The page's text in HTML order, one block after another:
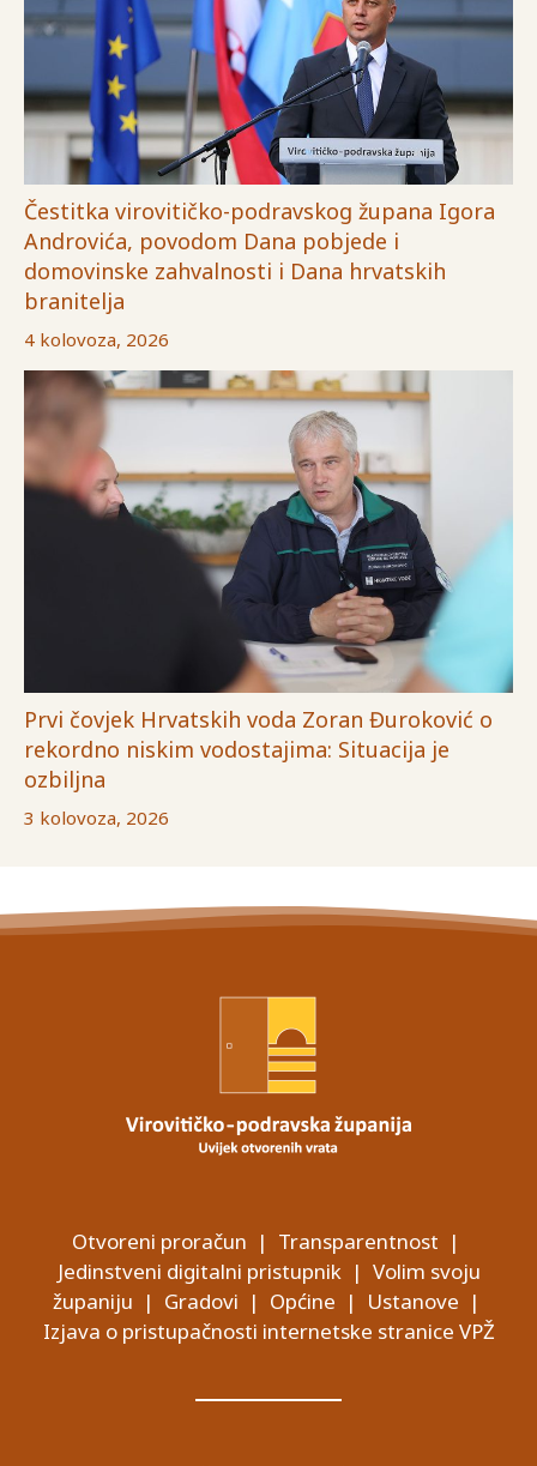
Čestitka virovitičko-podravskog župana Igora
Androvića, povodom Dana pobjede i
domovinske zahvalnosti i Dana hrvatskih
branitelja
4 kolovoza, 2026
Prvi čovjek Hrvatskih voda Zoran Đuroković o
rekordno niskim vodostajima: Situacija je
ozbiljna
3 kolovoza, 2026
Otvoreni proračun | Transparentnost |
Jedinstveni digitalni pristupnik| Volim svoju
županiju | Gradovi | Općine | Ustanove |
Izjava o pristupačnosti internetske stranice VPŽ